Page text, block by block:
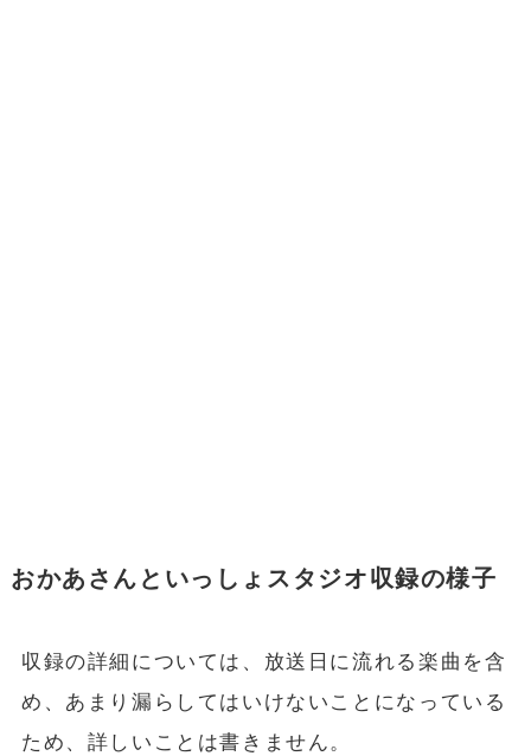
おかあさんといっしょスタジオ収録の様子
収録の詳細については、放送日に流れる楽曲を含
め、あまり漏らしてはいけないことになっている
ため、詳しいことは書きません。